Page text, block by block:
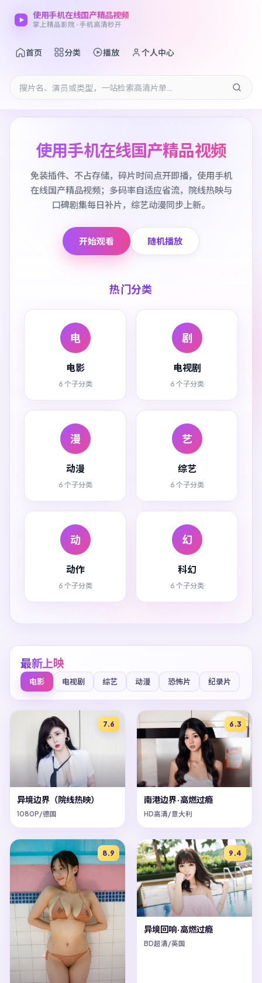
使用手机在线国产精品视频
掌上精品影院 · 手机高清秒开
首页 分类 播放 个人中心
使用手机在线国产精品视频
免装插件、不占存储，碎片时间点开即播，使用手机
在线国产精品视频；多码率自适应省流，院线热映与
口碑剧集每日补片，综艺动漫同步上新。
开始观看 随机播放
热门分类
电
电影
6 个子分类
剧
电视剧
6 个子分类
漫
动漫
6 个子分类
艺
综艺
6 个子分类
动
动作
6 个子分类
幻
科幻
6 个子分类
最新上映
电影 电视剧 综艺 动漫 恐怖片 纪录片
7.6
异境边界（院线热映）
1080P/德国
6.3
南港边界·高燃过瘾
HD高清/意大利
8.9 9.4
异境回响·高燃过瘾
BD超清/英国